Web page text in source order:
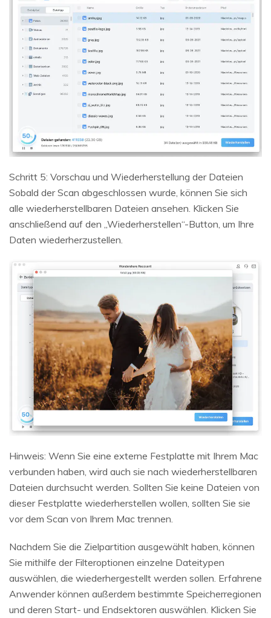
Schritt 5: Vorschau und Wiederherstellung der Dateien
Sobald der Scan abgeschlossen wurde, können Sie sich
alle wiederherstellbaren Dateien ansehen. Klicken Sie
anschließend auf den „Wiederherstellen“-Button, um Ihre
Daten wiederherzustellen.
Hinweis: Wenn Sie eine externe Festplatte mit Ihrem Mac
verbunden haben, wird auch sie nach wiederherstellbaren
Dateien durchsucht werden. Sollten Sie keine Dateien von
dieser Festplatte wiederherstellen wollen, sollten Sie sie
vor dem Scan von Ihrem Mac trennen.
Nachdem Sie die Zielpartition ausgewählt haben, können
Sie mithilfe der Filteroptionen einzelne Dateitypen
auswählen, die wiederhergestellt werden sollen. Erfahrene
Anwender können außerdem bestimmte Speicherregionen
und deren Start- und Endsektoren auswählen. Klicken Sie